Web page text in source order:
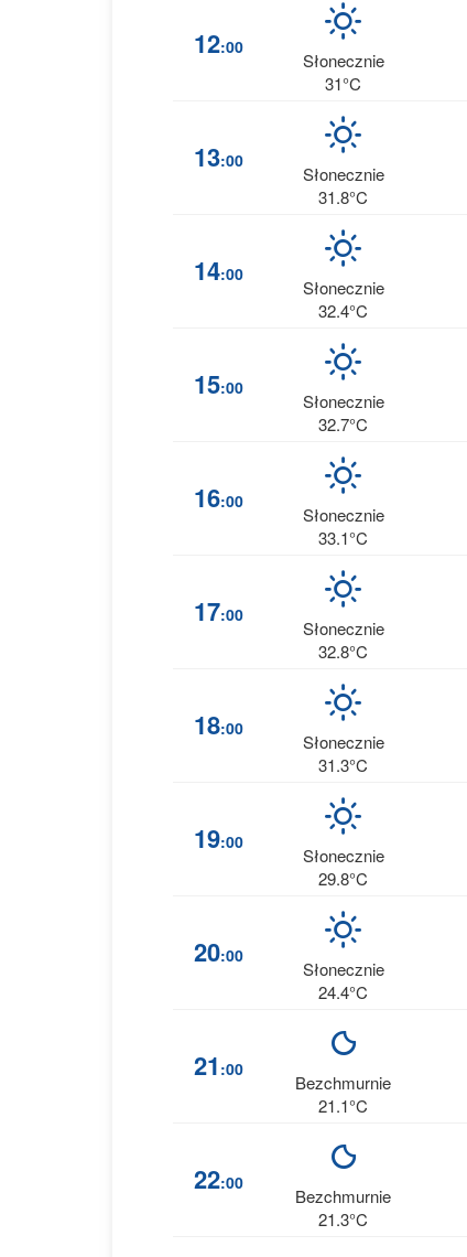
12:00
Słonecznie
31°C
13:00
Słonecznie
31.8°C
14:00
Słonecznie
32.4°C
15:00
Słonecznie
32.7°C
16:00
Słonecznie
33.1°C
17:00
Słonecznie
32.8°C
18:00
Słonecznie
31.3°C
19:00
Słonecznie
29.8°C
20:00
Słonecznie
24.4°C
21 :00
Bezchmurnie
21.1°C
22:00
Bezchmurnie
21.3°C